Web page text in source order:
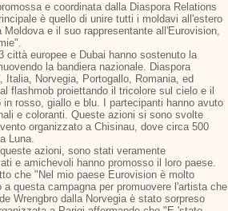
e coordinata dalla Diaspora Relations
è quello di unire tutti i moldavi all'estero
e il suo rappresentante all'Eurovision,
città europee e Dubai hanno sostenuto la
la bandiera nazionale. Diaspora
Italia, Norvegia, Portogallo, Romania, ed
flashmob proiettando il tricolore sul cielo e il
rosso, giallo e blu. I partecipanti hanno avuto
e coloranti. Queste azioni si sono svolte
organizzato a Chisinau, dove circa 500
Luna.
azioni, sono stati veramente
​​e amichevoli hanno promosso il loro paese.
che "Nel mio paese Eurovision è molto
questa campagna per promuovere l'artista che
Wrengbro dalla Norvegia è stato sorpreso